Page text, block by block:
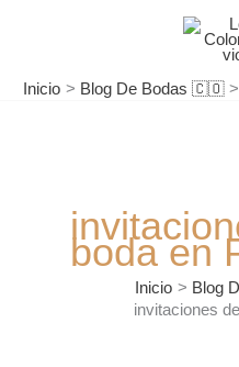
Inicio
Blog De Bodas 🇨🇴
boda en
Inicio
Blog
invitaciones